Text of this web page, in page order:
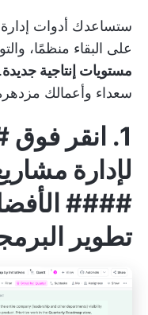
ستساعدك أدوات
على البقاء منظمًا،
مستويات إنتاجية جديدة
سعداء وأعمالك
1. انقر فوق
لإدارة
####
تطوير